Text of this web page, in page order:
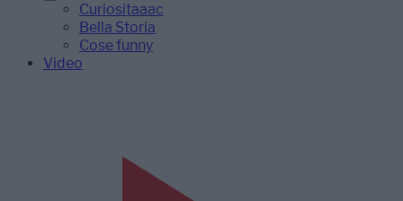
Curiositaaac
Bella Storia
Cose funny
Video